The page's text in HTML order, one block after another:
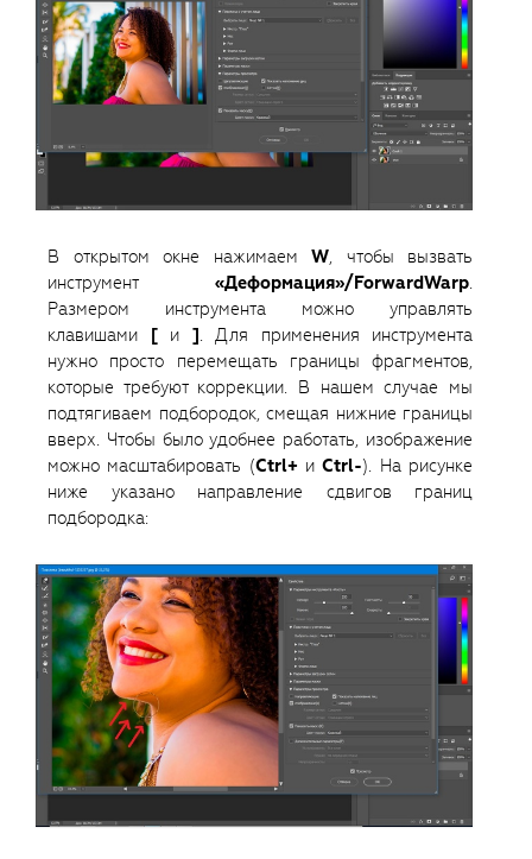
В открытом окне нажимаем W, чтобы вызвать
инструмент «Деформация»/ForwardWarp.
Размером инструмента можно управлять
клавишами [и ]. Для применения инструмента
нужно просто перемещать границы фрагментов,
которые требуют коррекции. В нашем случае мы
подтягиваем подбородок, смещая нижние границы
вверх. Чтобы было удобнее работать, изображение
можно масштабировать (Ctrl+ иCtrl-). На рисунке
ниже указано направление сдвигов границ
подбородка: